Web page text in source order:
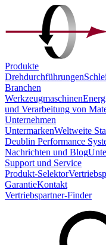
Produkte
Drehdurchführungen
Branchen
Werkzeugmaschinen
und Verarbeitung von
Unternehmen
UntermarkenWeltweite
Deublin Performance
Nachrichten und Blog
Support und Service
Produkt-Selektor
GarantieKontakt
Vertriebspartner-Finder